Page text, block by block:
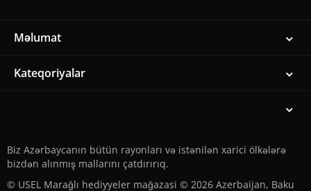
Məlumat
Kateqoriyalar
Biz Azərbaycanın bütün rayonları və istənilən xarici ölkələrə
bizdən alınmış mallarını çatdırırıq.
© USEL Marağlı hediyyeler mağazasi © 2026 Azerbaijan, Baku